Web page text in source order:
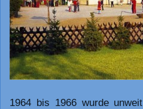
1964 bis 1966 wurde